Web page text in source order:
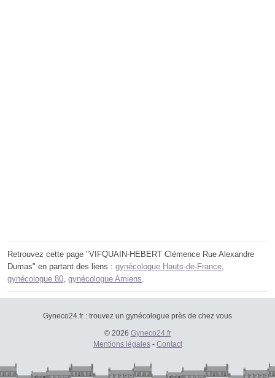
Retrouvez cette page "VIFQUAIN-HEBERT Clémence Rue Alexandre
Dumas" en partant des liens : gynécologue Hauts-de-France
gynécologue 80 gynécologue Amiens
Gyneco24.fr : trouvez un gynécologue près de chez vous
© 2026 Gyneco24.fr
Mentions légales- Contact